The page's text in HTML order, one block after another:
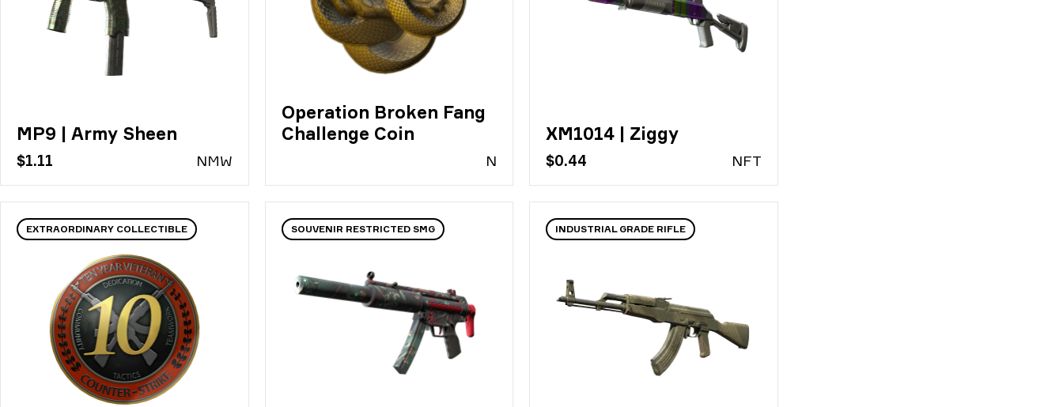
MP9 | Army Sheen
$1.11 NMW
Operation Broken Fang
Challenge Coin
N
XM1014 | Ziggy
$0.44 NFT
EXTRAORDINARY COLLECTIBLE SOUVENIR RESTRICTED SMG INDUSTRIAL GRADE RIFLE